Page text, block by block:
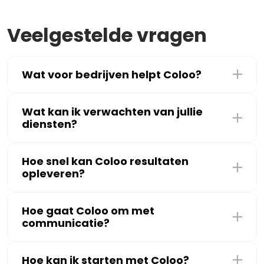
Veelgestelde vragen
Wat voor bedrijven helpt Coloo?
Wat kan ik verwachten van jullie
diensten?
Hoe snel kan Coloo resultaten
opleveren?
Hoe gaat Coloo om met
communicatie?
Hoe kan ik starten met Coloo?